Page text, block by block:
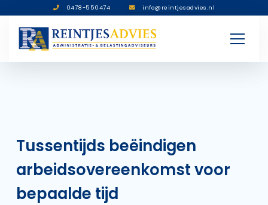
0478-550474 info@reintjesadvies.nl
Tussentijds beëindigen
arbeidsovereenkomst voor
bepaalde tijd